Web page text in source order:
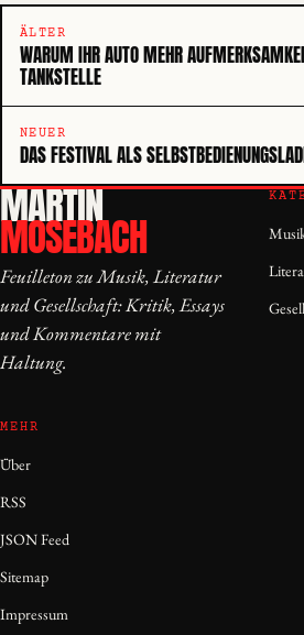
ÄLTER
WARUM IHR AUTO MEHR
TANKSTELLE
NEUER
DAS FESTIVAL ALS
MARTIN
MOSEBACH
Feuilleton zu Musik, Literatur
und Gesellschaft: Kritik, Essays
und Kommentare mit
Haltung.
MEHR
Über
RSS
JSON Feed
Sitemap
Impressum